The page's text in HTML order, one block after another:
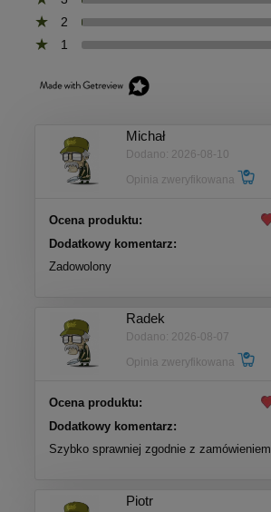
2
1
Michał
Dodano: 2026-08-10
Opinia zweryfikowana
Ocena produktu:
Dodatkowy komentarz:
Zadowolony
Radek
Dodano: 2026-08-07
Opinia zweryfikowana
Ocena produktu:
Dodatkowy komentarz:
Szybko sprawniej zgodnie z zamówieniem.
Piotr